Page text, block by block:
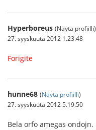
Hyperboreus (Näytä profiilli)
27. syyskuuta 2012 1.23.48
Forigite
hunne68 (Näytä profiilli)
27. syyskuuta 2012 5.19.50
Bela orfo amegas ondojn.